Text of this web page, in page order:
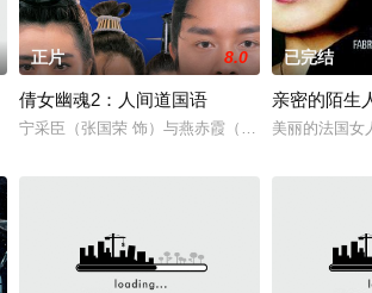
Kawi创作的《少爷女朋友》丛书得到灵感，用浓厚
正片 8.0
倩女幽魂2：人间道国语
宁采臣（张国荣 饰）与燕赤霞（午马 饰）安葬好
已完结
亲密的陌生
美丽的法国女